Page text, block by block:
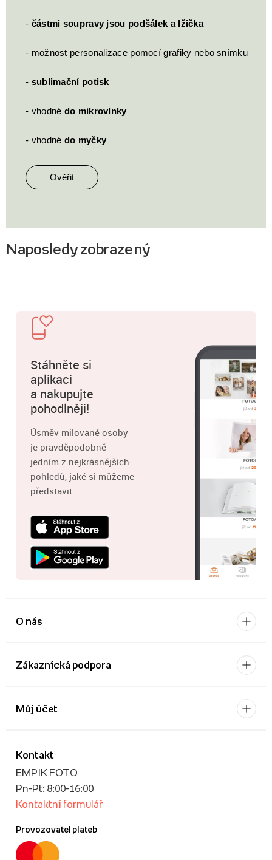
- částmi soupravy jsou podšálek a lžička
- možnost personalizace pomocí grafiky nebo snímku
- sublimační potisk
- vhodné do mikrovlnky
- vhodné do myčky
Ověřit
Naposledy zobrazený
Stáhněte si
aplikaci
a nakupujte
pohodlněji!
Úsměv milované osoby
je pravděpodobně
jedním z nejkrásnějších
pohledů, jaké si můžeme
představit.
O nás
Zákaznícká podpora
Kontakt
EMPIK FOTO
Pn-Pt: 8:00-16:00
Kontaktní formulář
Provozovatel plateb
Můj účet